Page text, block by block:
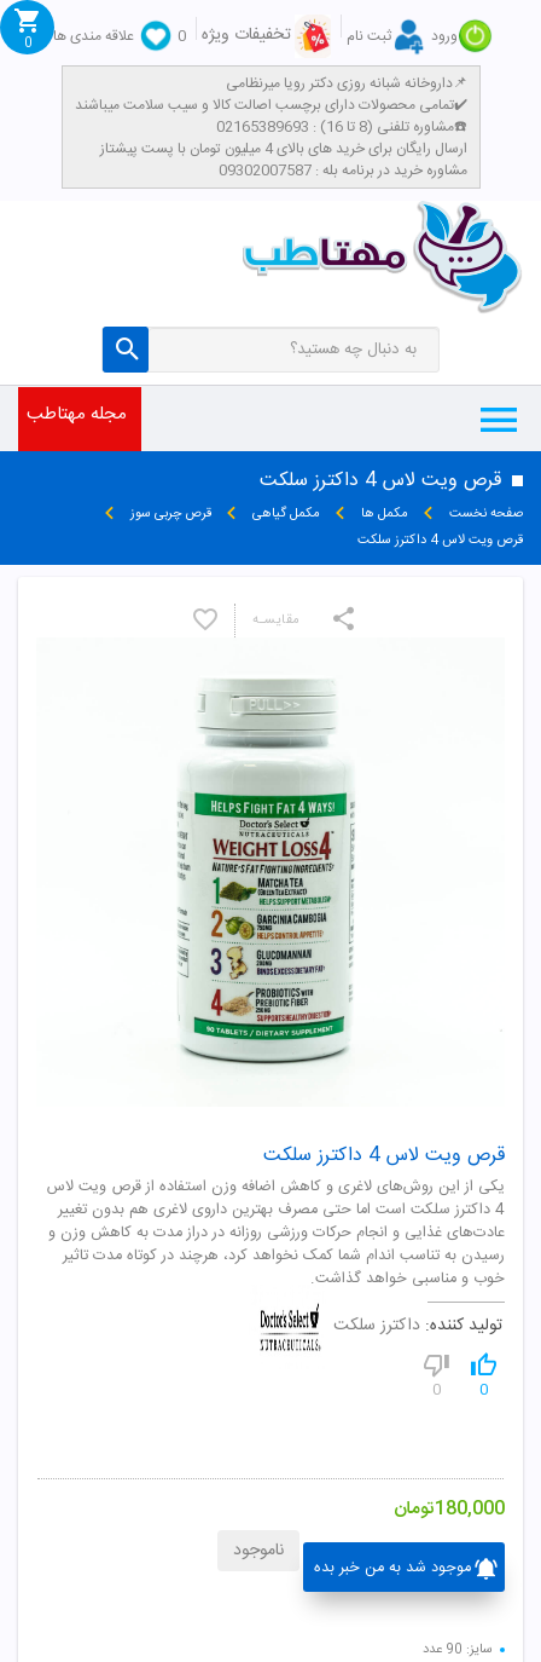
ورود ثبت نام تخفیفات ویژه 0
علاقه مندی ها
داروخانه شبانه روزی دکتر رویا میرنظامی📌
تمامی محصولات دارای برچسب اصالت کالا و سیب سلامت میباشند✔️
مشاوره تلفنی (8 تا 16) : 02165389693☎️
​ارسال رایگان برای خرید های بالای 4 میلیون تومان با پست پیشتاز
مشاوره خرید در برنامه بله : 09302007587
0
مجله مهتاطب
قرص ویت لاس 4 داکترز سلکت
صفحه نخست مکمل ها مکمل گیاهی
قرص چربی سوز
قرص ویت لاس 4 داکترز سلکت
قرص ویت لاس 4 داکترز سلکت
یکی از این روش‌های لاغری و کاهش اضافه وزن استفاده از قرص ویت لاس
4 داکترز سلکت است اما حتی مصرف بهترین داروی لاغری هم بدون تغییر
عادت‌های غذایی و انجام حرکات ورزشی روزانه در دراز مدت به کاهش وزن و
رسیدن به تناسب اندام شما کمک نخواهد کرد، هرچند در کوتاه مدت تاثیر
خوب و مناسبی خواهد گذاشت.
تولید کننده: داکترز سلکت
0
0
180,000تومان
موجود شد به من خبر بده
ناموجود
مقایسـه
سایز: 90 عدد